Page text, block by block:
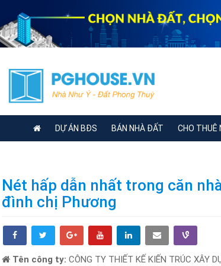
DỰ ÁN BĐS BÁN NHÀ ĐẤT CHO THUÊ
Nét hấp dẫn nhất trong căn
đình chị Phương
Tên công ty: CÔNG TY THIẾT KẾ KIẾN TRÚC XÂY